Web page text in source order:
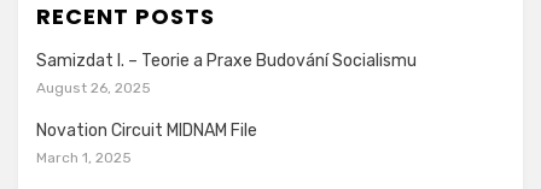
RECENT POSTS
Samizdat I. – Teorie a Praxe Budování Socialismu
August 26, 2025
Novation Circuit MIDNAM File
March 1, 2025